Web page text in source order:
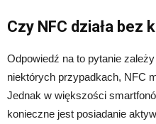
Czy NFC działa bez
Odpowiedź na to pytanie
niektórych przypadkach, NFC
Jednak w większości
konieczne jest posiadanie